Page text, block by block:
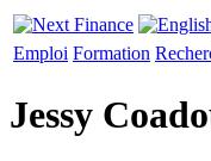
Emploi Formation
Jessy